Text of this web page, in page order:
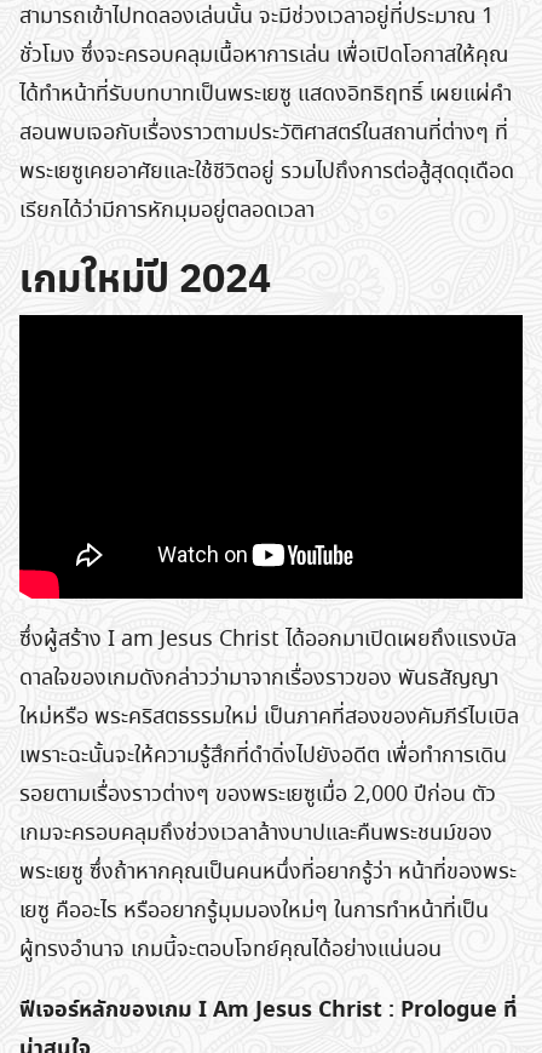
สามารถเข้าไปทดลองเล่นนั้น จะมีช่วงเวลาอยู่ที่ประมาณ 1
ชั่วโมง ซึ่งจะครอบคลุมเนื้อหาการเล่น เพื่อเปิดโอกาสให้คุณ
ได้ทำหน้าที่รับบทบาทเป็นพระเยซู แสดงอิทธิฤทธิ์ เผยแผ่คำ
สอนพบเจอกับเรื่องราวตามประวัติศาสตร์ในสถานที่ต่างๆ ที่
พระเยซูเคยอาศัยและใช้ชีวิตอยู่ รวมไปถึงการต่อสู้สุดดุเดือด
เรียกได้ว่ามีการหักมุมอยู่ตลอดเวลา
เกมใหม่ปี 2024
ซึ่งผู้สร้าง I am Jesus Christ ได้ออกมาเปิดเผยถึงแรงบัล
ดาลใจของเกมดังกล่าวว่ามาจากเรื่องราวของ พันธสัญญา
ใหม่หรือ พระคริสตธรรมใหม่ เป็นภาคที่สองของคัมภีร์ไบเบิล
เพราะฉะนั้นจะให้ความรู้สึกที่ดำดิ่งไปยังอดีต เพื่อทำการเดิน
รอยตามเรื่องราวต่างๆ ของพระเยซูเมื่อ 2,000 ปีก่อน ตัว
เกมจะครอบคลุมถึงช่วงเวลาล้างบาปและคืนพระชนม์ของ
พระเยซู ซึ่งถ้าหากคุณเป็นคนหนึ่งที่อยากรู้ว่า หน้าที่ของพระ
เยซู คืออะไร หรืออยากรู้มุมมองใหม่ๆ ในการทำหน้าที่เป็น
ผู้ทรงอำนาจ เกมนี้จะตอบโจทย์คุณได้อย่างแน่นอน
ฟีเจอร์หลักของเกม I Am Jesus Christ : Prologue ที่